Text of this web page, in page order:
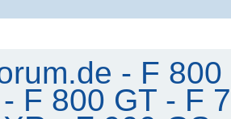
- F
F 800 GT - F